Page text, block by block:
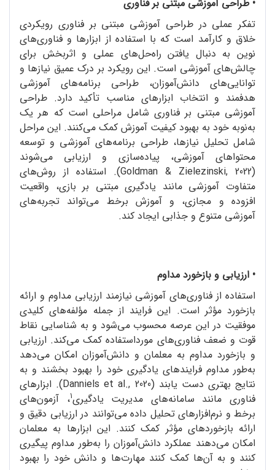
•طراحی آموزشی مبتنی بر فناوری
تفکر عملی در طراحی آموزشی مبتنی بر فناوری رویکردی
خلاق و کارآمد است که با استفاده از ابزارها و فناوری‌های
نوین به دنبال یافتن راه‌حل‌های عملی و اثربخش برای
چالش‌های آموزشی است. این رویکرد بر درک عمیق نیازها و
توانایی‌های دانش‌آموزان، طراحی برنامه‌های آموزشی
هدفمند و انتخاب ابزارهای مناسب تأکید دارد. طراحی
آموزشی مبتنی بر فناوری شامل مراحلی است که هر یک
به‌نوبه خود به بهبود کیفیت آموزش کمک می‌کنند. این مراحل
شامل تحلیل نیازها، طراحی برنامه‌های آموزشی و توسعه
محتواهای آموزشی، پیاده‌سازی و ارزیابی می‌شوند
(Goldman & Zielezinski, 2022). استفاده از روش‌های
متفاوت آموزشی مانند یادگیری مبتنی بر بازی، واقعیت
افزوده و مجازی، و آموزش برخط می‌تواند تجربه‌های
آموزشی متنوع و جذابی ایجاد کند.
• ارزیابی و بازخورد مداوم
استفاده از فناوری‌های آموزشی نیازمند ارزیابی مداوم و ارائه
بازخورد مؤثر است. این فرایند از جمله مؤلفه‌های کلیدی
موفقیت در این عرصه محسوب می‌شود و به شناسایی نقاط
قوت و ضعف فناوری‌های مورداستفاده کمک می‌کند. ارزیابی
و بازخورد مداوم به معلمان و دانش‌آموزان امکان می‌دهد
به‌طور مداوم فرایندهای یادگیری خود را بهبود بخشند و به
نتایج بهتری دست یابند (Danniels et al., 2020). ابزارهای
فناوری مانند سامانه‌های مدیریت یادگیری1، آزمون‌های
برخط و نرم‌افزارهای تحلیل داده می‌توانند در ارزیابی دقیق و
ارائه بازخوردهای مؤثر کمک کنند. این ابزارها به معلمان
امکان می‌دهند عملکرد دانش‌آموزان را به‌طور مداوم پیگیری
کنند و به آن‌ها کمک کنند مهارت‌ها و دانش خود را بهبود